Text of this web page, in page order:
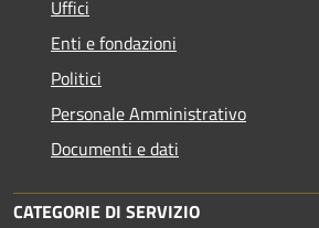
Uffici
Enti e fondazioni
Politici
Personale Amministrativo
Documenti e dati
CATEGORIE DI SERVIZIO